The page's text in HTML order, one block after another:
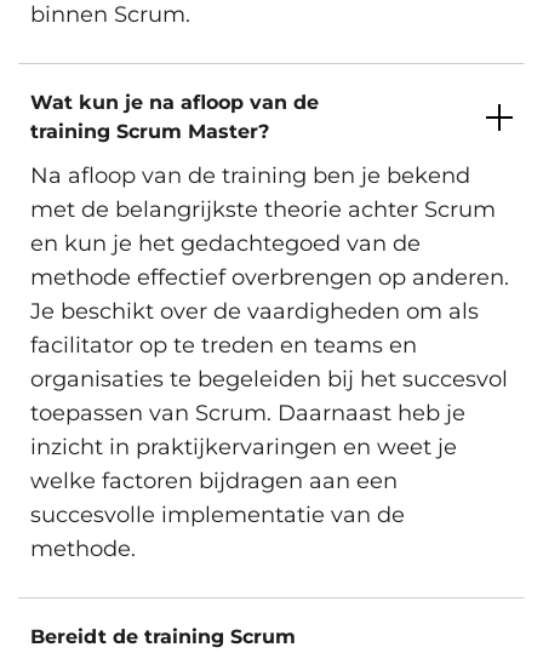
binnen Scrum.
Wat kun je na afloop van de
training Scrum Master?
Na afloop van de training ben je bekend
met de belangrijkste theorie achter Scrum
en kun je het gedachtegoed van de
methode effectief overbrengen op anderen.
Je beschikt over de vaardigheden om als
facilitator op te treden en teams en
organisaties te begeleiden bij het succesvol
toepassen van Scrum. Daarnaast heb je
inzicht in praktijkervaringen en weet je
welke factoren bijdragen aan een
succesvolle implementatie van de
methode.
Bereidt de training Scrum